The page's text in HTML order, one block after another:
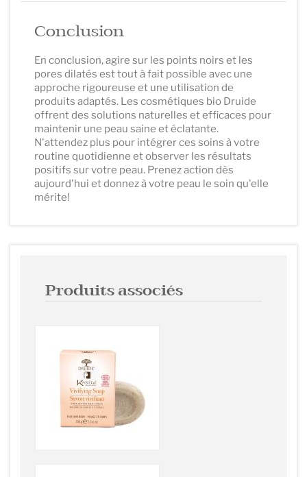
Conclusion
En conclusion, agire sur les points noirs et les
pores dilatés est tout à fait possible avec une
approche rigoureuse et une utilisation de
produits adaptés. Les cosmétiques bio Druide
offrent des solutions naturelles et efficaces pour
maintenir une peau saine et éclatante.
N'attendez plus pour intégrer ces soins à votre
routine quotidienne et observer les résultats
positifs sur votre peau. Prenez action dès
aujourd'hui et donnez à votre peau le soin qu'elle
mérite!
Produits associés